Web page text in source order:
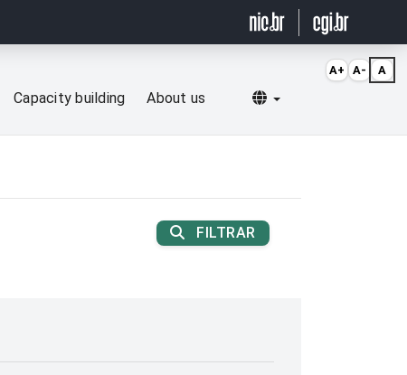
Capacity building About us Selecionar idioma
FILTRAR
A+ A- A